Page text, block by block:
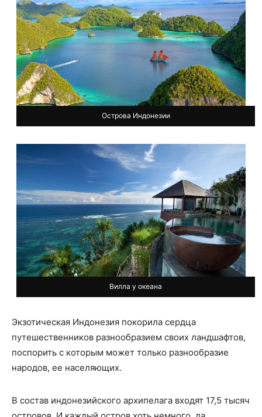
Острова Индонезии
Вилла у океана
Экзотическая Индонезия покорила сердца
путешественников разнообразием своих ландшафтов,
поспорить с которым может только разнообразие
народов, ее населяющих.
В состав индонезийского архипелага входят 17,5 тысяч